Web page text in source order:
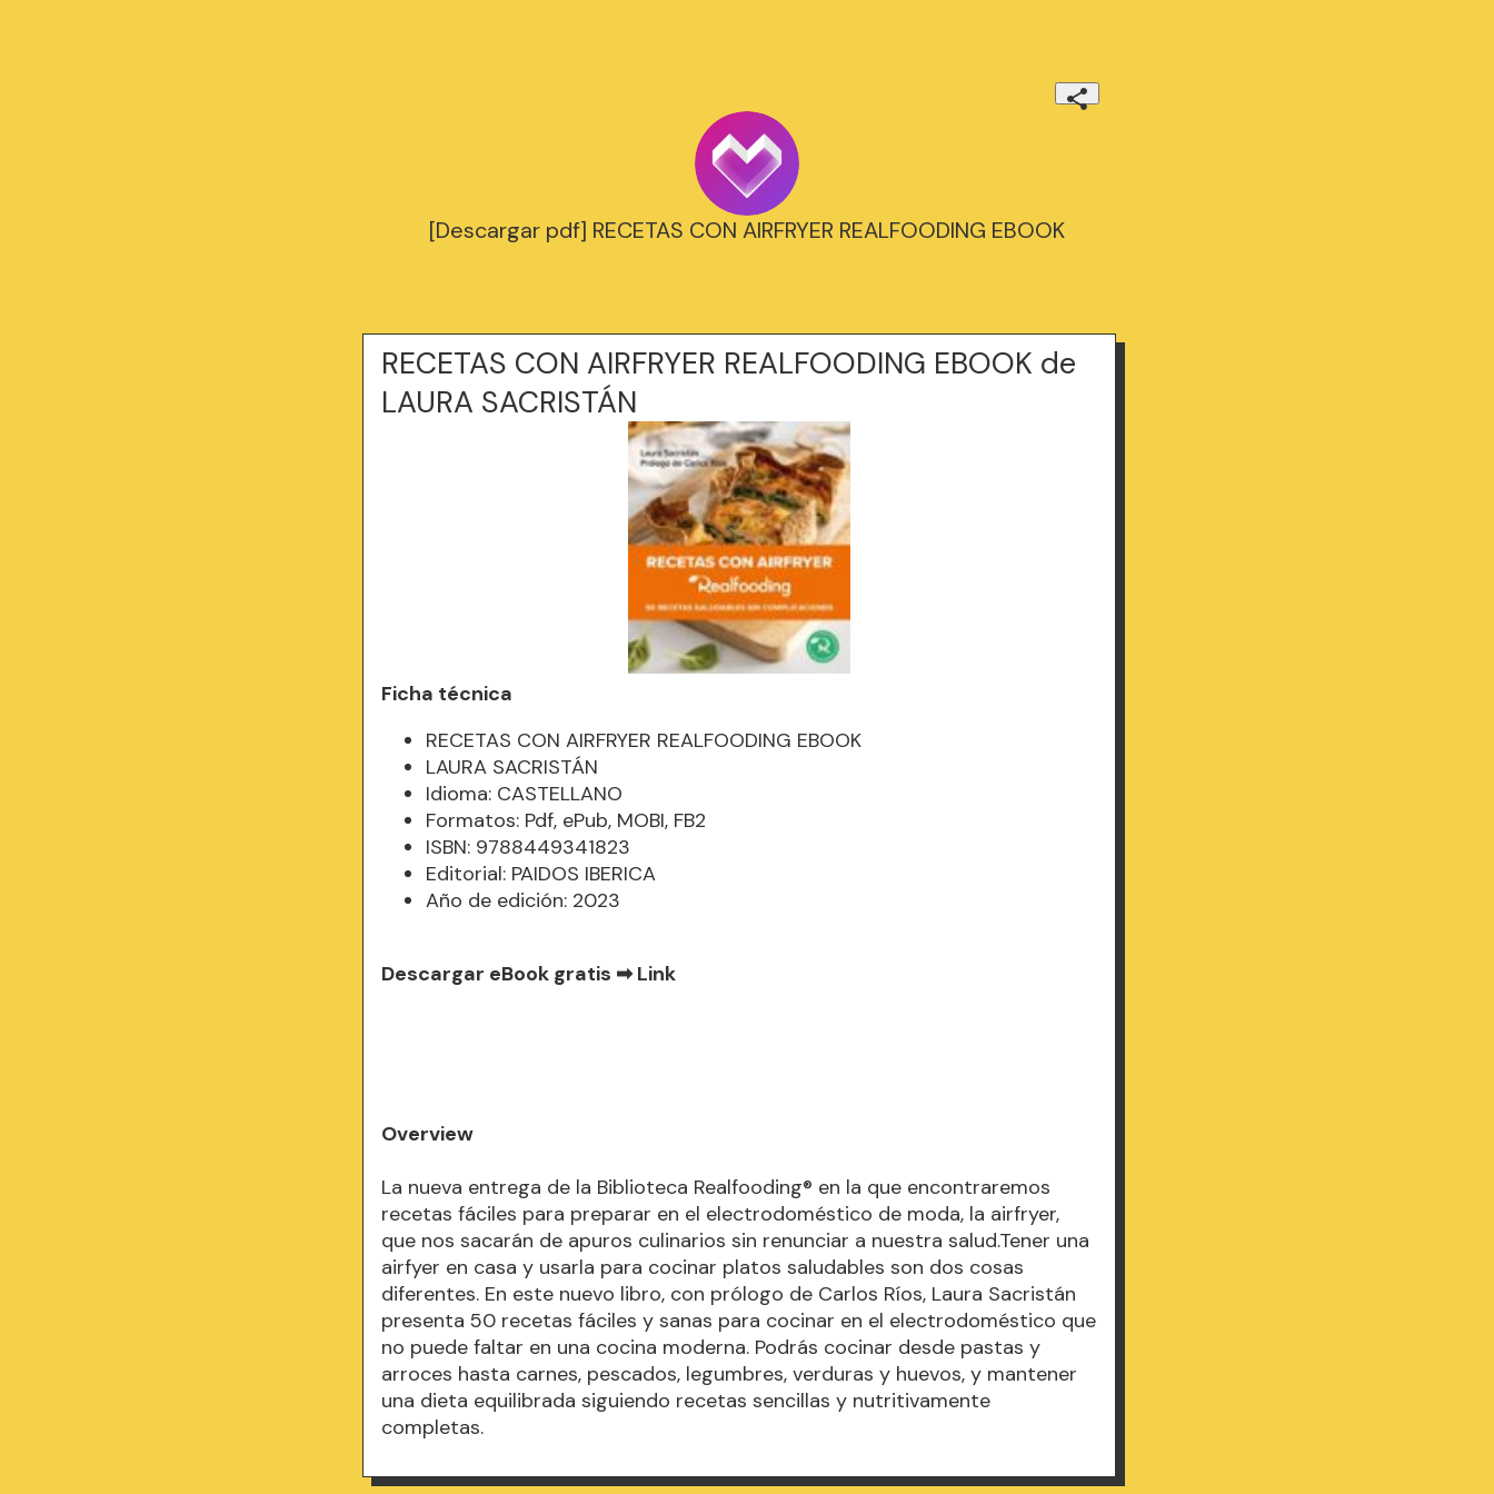
[Descargar pdf] RECETAS CON AIRFRYER REALFOODING EBOOK
RECETAS CON AIRFRYER REALFOODING EBOOK de
LAURA SACRISTÁN
Ficha técnica
RECETAS CON AIRFRYER REALFOODING EBOOK
LAURA SACRISTÁN
Idioma: CASTELLANO
Formatos: Pdf, ePub, MOBI, FB2
ISBN: 9788449341823
Editorial: PAIDOS IBERICA
Año de edición: 2023
Descargar eBook gratis ➡Link
Overview
La nueva entrega de la Biblioteca Realfooding® en la que encontraremos
recetas fáciles para preparar en el electrodoméstico de moda, la airfryer,
que nos sacarán de apuros culinarios sin renunciar a nuestra salud.Tener una
airfyer en casa y usarla para cocinar platos saludables son dos cosas
diferentes. En este nuevo libro, con prólogo de Carlos Ríos, Laura Sacristán
presenta 50 recetas fáciles y sanas para cocinar en el electrodoméstico que
no puede faltar en una cocina moderna. Podrás cocinar desde pastas y
arroces hasta carnes, pescados, legumbres, verduras y huevos, y mantener
una dieta equilibrada siguiendo recetas sencillas y nutritivamente
completas.